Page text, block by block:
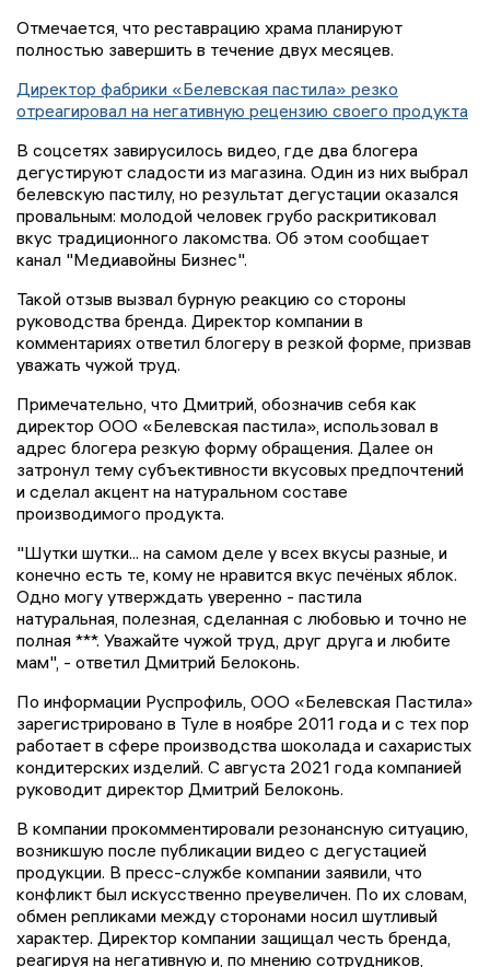
Отмечается, что реставрацию храма планируют
полностью завершить в течение двух месяцев.
Директор фабрики «Белевская пастила» резко
отреагировал на негативную рецензию своего продукта
В соцсетях завирусилось видео, где два блогера
дегустируют сладости из магазина. Один из них выбрал
белевскую пастилу, но результат дегустации оказался
провальным: молодой человек грубо раскритиковал
вкус традиционного лакомства. Об этом сообщает
канал "Медиавойны Бизнес".
Такой отзыв вызвал бурную реакцию со стороны
руководства бренда. Директор компании в
комментариях ответил блогеру в резкой форме, призвав
уважать чужой труд.
Примечательно, что Дмитрий, обозначив себя как
директор ООО «Белевская пастила», использовал в
адрес блогера резкую форму обращения. Далее он
затронул тему субъективности вкусовых предпочтений
и сделал акцент на натуральном составе
производимого продукта.
"Шутки шутки... на самом деле у всех вкусы разные, и
конечно есть те, кому не нравится вкус печёных яблок.
Одно могу утверждать уверенно - пастила
натуральная, полезная, сделанная с любовью и точно не
полная ***. Уважайте чужой труд, друг друга и любите
мам", - ответил Дмитрий Белоконь.
По информации Руспрофиль, ООО «Белевская Пастила»
зарегистрировано в Туле в ноябре 2011 года и с тех пор
работает в сфере производства шоколада и сахаристых
кондитерских изделий. С августа 2021 года компанией
руководит директор Дмитрий Белоконь.
В компании прокомментировали резонансную ситуацию,
возникшую после публикации видео с дегустацией
продукции. В пресс-службе компании заявили, что
конфликт был искусственно преувеличен. По их словам,
обмен репликами между сторонами носил шутливый
характер. Директор компании защищал честь бренда,
реагируя на негативную и, по мнению сотрудников,